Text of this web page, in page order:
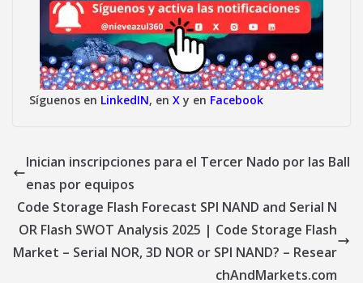
Síguenos en LinkedIN, en X y en Facebook
Inician inscripciones para el Tercer Nado por las Ball
enas por equipos
Code Storage Flash Forecast SPI NAND and Serial N
OR Flash SWOT Analysis 2025 | Code Storage Flash
Market – Serial NOR, 3D NOR or SPI NAND? – Resear
chAndMarkets.com